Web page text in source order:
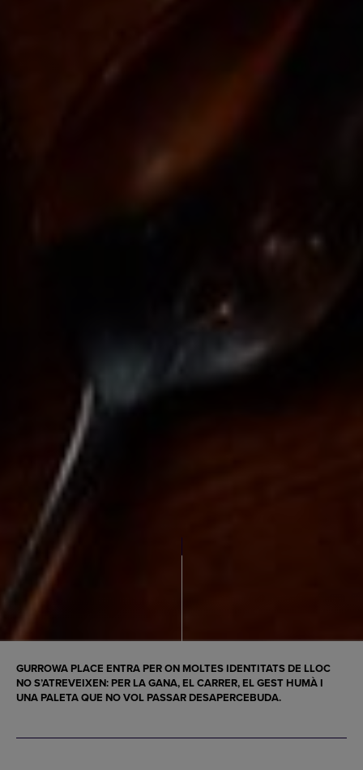
GURROWA PLACE ENTRA PER ON MOLTES IDENTITATS DE LLOC
NO S’ATREVEIXEN: PER LA GANA, EL CARRER, EL GEST HUMÀ I
UNA PALETA QUE NO VOL PASSAR DESAPERCEBUDA.